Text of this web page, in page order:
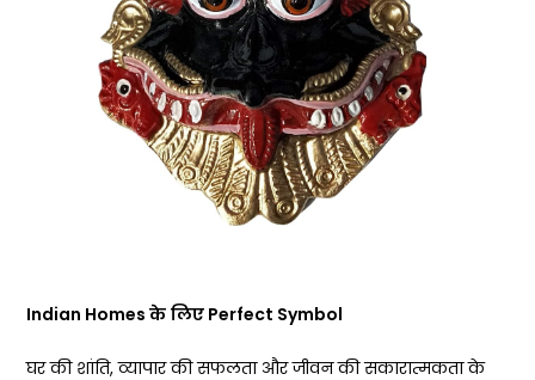
Indian Homesके लिए Perfect Symbol
घर की शांति, व्यापार की सफलता और जीवन की सकारात्मकता के